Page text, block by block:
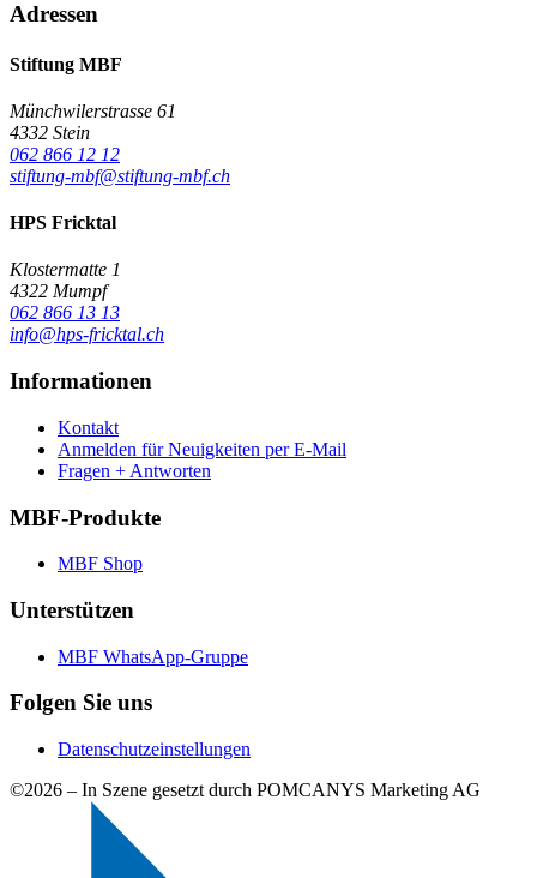
Adressen
Stiftung MBF
Münchwilerstrasse 61
4332 Stein
062 866 12 12
stiftung-mbf@stiftung-mbf.ch
HPS Fricktal
Klostermatte 1
4322 Mumpf
062 866 13 13
info@hps-fricktal.ch
Informationen
Kontakt
Anmelden für Neuigkeiten per E-Mail
Fragen + Antworten
MBF-Produkte
MBF Shop
Unterstützen
MBF WhatsApp-Gruppe
Folgen Sie uns
Datenschutzeinstellungen
©2026 – In Szene gesetzt durch POMCANYS Marketing AG